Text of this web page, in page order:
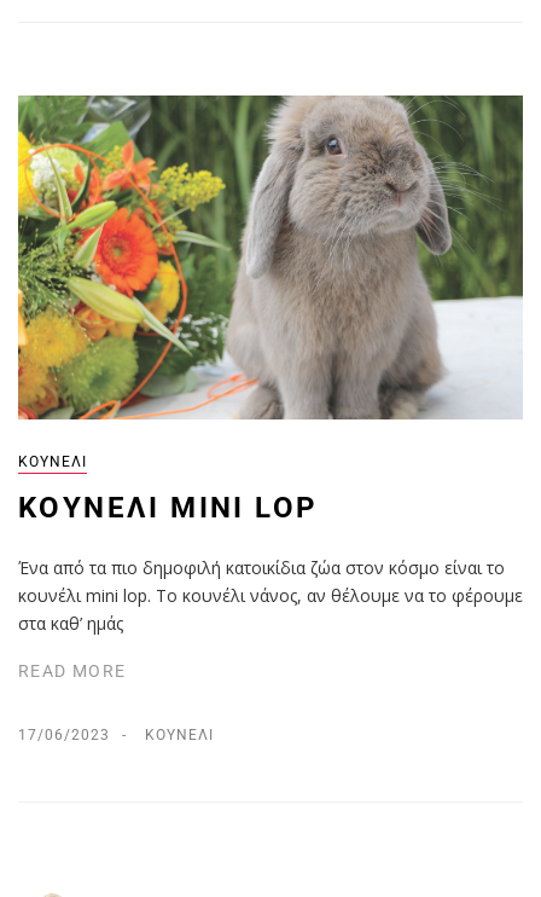
ΚΟΥΝΈΛΙ
KOΥΝΈΛΙ MINI LOP
Ένα από τα πιο δημοφιλή κατοικίδια ζώα στον κόσμο είναι το
κουνέλι mini lop. Το κουνέλι νάνος, αν θέλουμε να το φέρουμε
στα καθ’ ημάς
READ MORE
17/06/2023 ΚΟΥΝΈΛΙ